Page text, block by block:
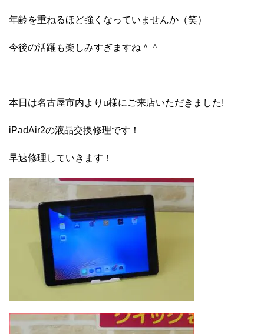
年齢を重ねるほど強くなっていませんか（笑）
今後の活躍も楽しみすぎますね＾＾
本日は名古屋市内よりu様にご来店いただきました!
iPadAir2の液晶交換修理です！
早速修理していきます！